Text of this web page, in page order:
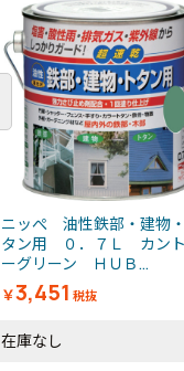
ニッぺ 油性鉄部・建物
タン用 ０．７Ｌ カン
ーグリーン ＨＵＢ...
￥3,451 税抜
在庫なし